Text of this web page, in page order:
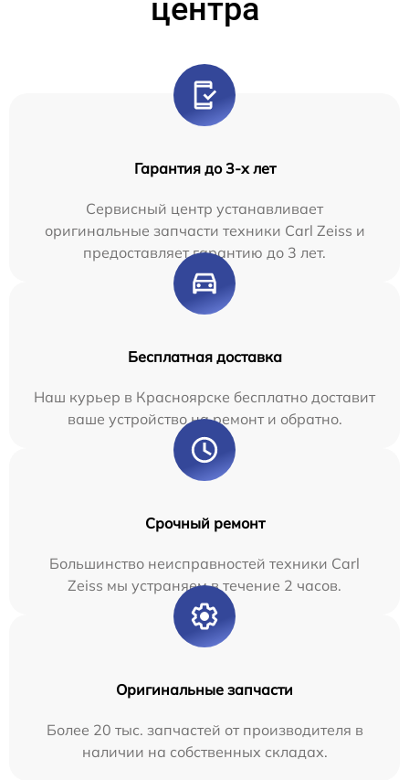
центра
Гарантия до 3-х лет
Сервисный центр устанавливает
оригинальные запчасти техники Carl Zeiss и
предоставляет гарантию до 3 лет.
Бесплатная доставка
Наш курьер в Красноярске бесплатно доставит
ваше устройство на ремонт и обратно.
Срочный ремонт
Большинство неисправностей техники Carl
Zeiss мы устраняем в течение 2 часов.
Оригинальные запчасти
Более 20 тыс. запчастей от производителя в
наличии на собственных складах.